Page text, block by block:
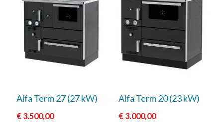
Alfa Term 27 (27 kW)
€ 3.500,00
variaties.
kan
gekozen
Alfa Term 20 (23 kW)
€3.000,00
kan